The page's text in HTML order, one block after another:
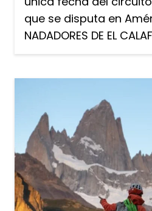
que se disputa en
NADADORES DE EL